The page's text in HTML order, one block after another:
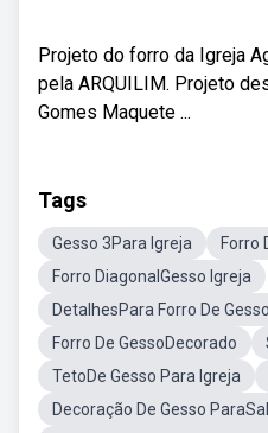
Projeto do forro da Igreja
pela ARQUILIM. Projeto
Gomes Maquete ...
Tags
Gesso 3Para Igreja
Forro
Forro DiagonalGesso Igreja
DetalhesPara Forro De Gesso
Forro De GessoDecorado
TetoDe Gesso Para Igreja
Decoração De Gesso